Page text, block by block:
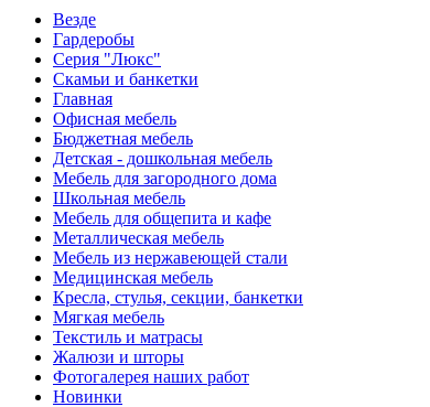
Везде
Гардеробы
Серия "Люкс"
Скамьи и банкетки
Главная
Офисная мебель
Бюджетная мебель
Детская - дошкольная мебель
Мебель для загородного дома
Школьная мебель
Мебель для общепита и кафе
Металлическая мебель
Мебель из нержавеющей стали
Медицинская мебель
Кресла, стулья, секции, банкетки
Мягкая мебель
Текстиль и матрасы
Жалюзи и шторы
Фотогалерея наших работ
Новинки